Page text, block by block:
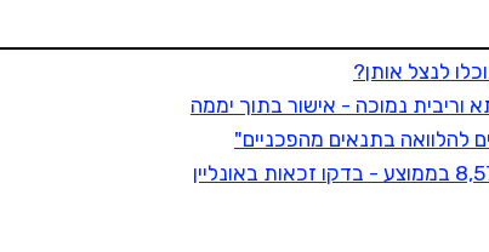
מס הכנסה
עלות בכפוף לרגולציית משרד האוצר